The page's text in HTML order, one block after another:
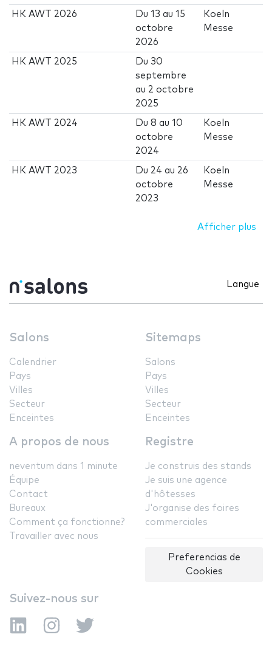
HK AWT 2026 Du13 au15
octobre
2026
Koeln
Messe
HK AWT 2025 Du 30
septembre
au 2 octobre
2025
HK AWT 2024 Du8 au10
octobre
2024
Koeln
Messe
HK AWT 2023 Du 24 au 26
octobre
2023
Koeln
Messe
Afficher plus
Langue
Salons
Calendrier
Pays
Villes
Secteur
Enceintes
Sitemaps
Salons
Pays
Villes
Secteur
Enceintes
A propos de nous
neventum dans 1 minute
Équipe
Contact
Bureaux
Comment ça fonctionne?
Travailler avec nous
Registre
Je construis des stands
Je suis une agence
d'hôtesses
J'organise des foires
commerciales
Preferencias de
Cookies
Suivez-nous sur